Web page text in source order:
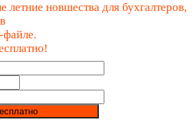
летние новшества для бухгалтеров,